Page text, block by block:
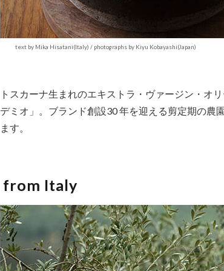
text by Mika Hisatani(Italy) / photographs by Kiyu Kobayashi(Japan)
トスカーナ生まれのエキストラ・ヴァージン・オ
デミオ」。ブランド創設30 年を迎える剪定期の農
ます。
from Italy